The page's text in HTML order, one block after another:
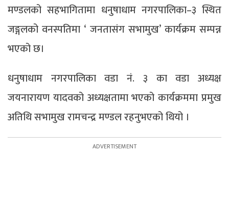
मण्डलको सहभागितामा धनुषाधाम नगरपालिका–३ स्थित
जङ्गलको वनस्पतिमा ‘ जनतासंग सभामुख’ कार्यक्रम सम्पन्न
भएको छ।
धनुषाधाम नगरपालिका वडा नं. ३ का वडा अध्यक्ष
जयनारायण यादवको अध्यक्षतामा भएको कार्यक्रममा प्रमुख
अतिथि सभामुख रामचन्द्र मण्डल रहनुभएको थियो ।